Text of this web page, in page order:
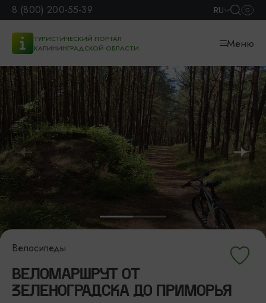
8 (800) 200-55-39 RU
ТУРИСТИЧЕСКИЙ ПОРТАЛ
КАЛИНИНГРАДСКОЙ ОБЛАСТИ
Меню
Велосипеды
ВЕЛОМАРШРУТ ОТ
ЗЕЛЕНОГРАДСКА ДО ПРИМОРЬЯ